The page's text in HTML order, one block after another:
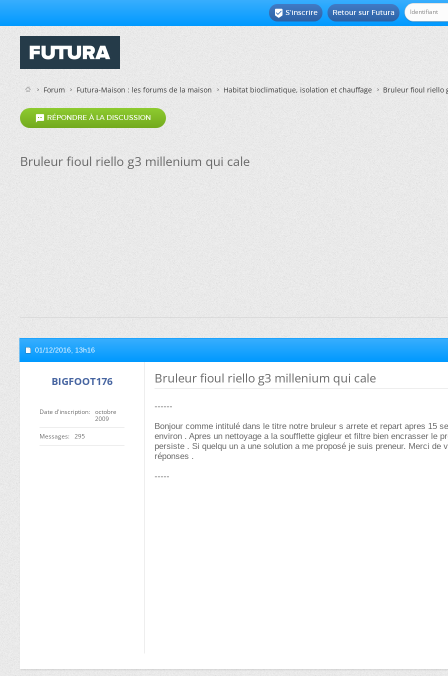
Retour sur Futura
 S'inscrire
Forum Futura-Maison : les forums de la maison Habitat bioclimatique, isolation et chauffage Bruleur fioul riello
 RÉPONDRE À LA DISCUSSION
Bruleur fioul riello g3 millenium qui cale
01/12/2016, 13h16
BIGFOOT176
Date d'inscription
octobre
2009
Messages 295
Bruleur fioul riello g3 millenium qui cale
------
Bonjour comme intitulé dans le titre notre bruleur s arrete et repart apres 15
environ . Apres un nettoyage a la soufflette gigleur et filtre bien encrasser le
persiste . Si quelqu un a une solution a me proposé je suis preneur. Merci de
réponses .
-----